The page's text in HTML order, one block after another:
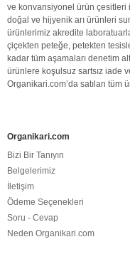
ve konvansiyonel ürün
doğal ve hijyenik arı ürünleri
ürünlerimiz akredite
çiçekten peteğe, petekten
kadar tüm aşamaları denetim
ürünlere koşulsuz sartsız iade
Organikari.com’da satılan tüm
Organikari.com
Bizi Bir Tanıyın
Belgelerimiz
İletişim
Ödeme Seçenekleri
Soru - Cevap
Neden Organikari.com